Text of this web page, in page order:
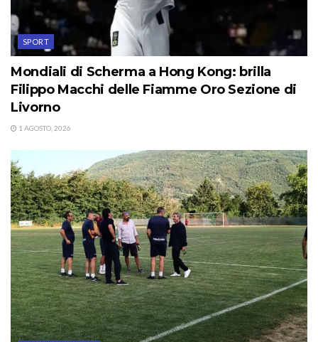
SPORT
Mondiali di Scherma a Hong Kong: brilla
Filippo Macchi delle Fiamme Oro Sezione di
Livorno
1 AGOSTO, 2026